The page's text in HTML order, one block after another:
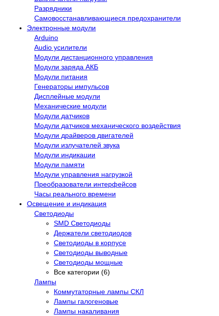
Разрядники
Самовосстанавливающиеся предохранители
Электронные модули
Arduino
Audio усилители
Модули дистанционного управления
Модули заряда АКБ
Модули питания
Генераторы импульсов
Дисплейные модули
Механические модули
Модули датчиков
Модули датчиков механического воздействия
Модули драйверов двигателей
Модули излучателей звука
Модули индикации
Модули памяти
Модули управления нагрузкой
Преобразователи интерфейсов
Часы реального времени
Освещение и индикация
Светодиоды
SMD Светодиоды
Держатели светодиодов
Светодиоды в корпусе
Светодиоды выводные
Светодиоды мощные
Все категории (6)
Лампы
Коммутаторные лампы СКЛ
Лампы галогеновые
Лампы накаливания